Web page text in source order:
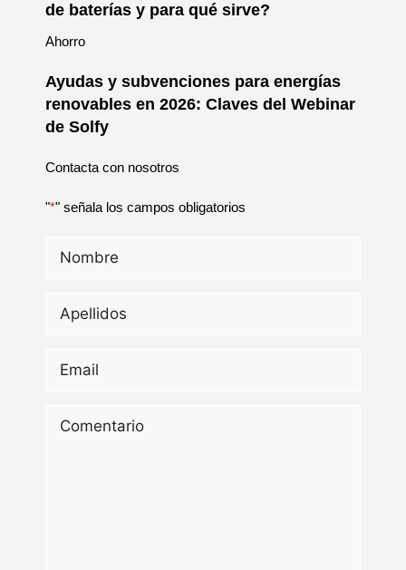
de baterías y para qué sirve?
Ahorro
Ayudas y subvenciones para energías
renovables en 2026: Claves del Webinar
de Solfy
Contacta con nosotros
"*" señala los campos obligatorios